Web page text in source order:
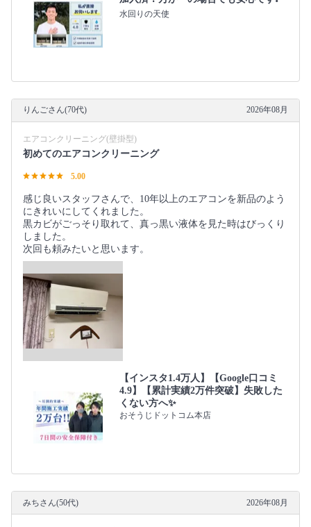
水回りの天使
りんごさん(70代) 2026年08月
エアコンクリーニング(壁掛型)
初めてのエアコンクリーニング
5.00
感じ良いスタッフさんで、10年以上のエアコンを新品のよう
にきれいにしてくれました。
黒カビがごっそり取れて、真っ黒い液体を見た時はびっくり
しました。
次回も頼みたいと思います。
【インスタ1.4万人】【Google口コミ
4.9】【累計実績2万件突破】失敗した
くない方へ✨
おそうじドットコム本店
みちさん(50代) 2026年08月